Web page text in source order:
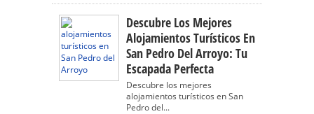
Descubre Los Mejores
Alojamientos Turísticos En
San Pedro Del Arroyo: Tu
Escapada Perfecta
Descubre los mejores
alojamientos turísticos en San
Pedro del...